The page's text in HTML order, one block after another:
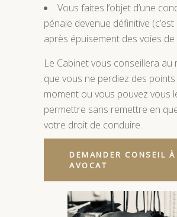
Vous faites l’objet d’une
pénale devenue définitive (c’est
après épuisement des voies
Le Cabinet vous conseillera au
que vous ne perdiez des points
moment ou vous pouvez vous
permettre sans remettre en
votre droit de conduire.
DEMANDER CONSEIL
AVOCAT